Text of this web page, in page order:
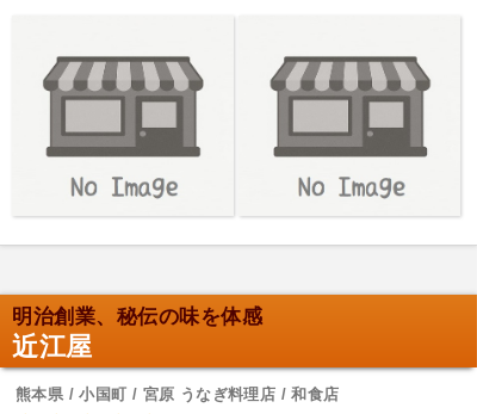
明治創業、秘伝の味を体感
近江屋
熊本県 / 小国町 / 宮原 うなぎ料理店 / 和食店